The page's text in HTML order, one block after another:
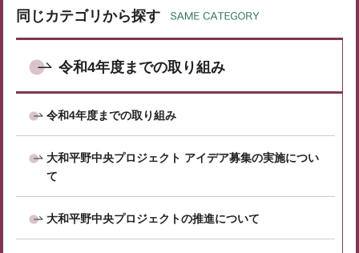
同じカテゴリから探す
令和4年度までの取り組み
令和4年度までの取り組み
大和平野中央プロジェクト アイデア募集の実施につい
て
大和平野中央プロジェクトの推進について